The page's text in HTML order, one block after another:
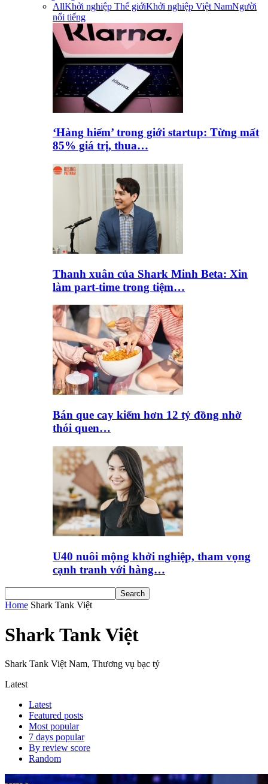
AllKhởi nghiệp Thế giớiKhởi nghiệp Việt NamNgười
nổi tiếng
‘Hàng hiếm’ trong giới startup: Từng mất
85% giá trị, thua…
Thanh xuân của Shark Minh Beta: Xin
làm part-time trong tiệm…
Bán que cay kiếm hơn 12 tỷ đồng nhờ
thói quen…
U40 nuôi mộng khởi nghiệp, tham vọng
cạnh tranh với hàng…
Home Shark Tank Việt
Shark Tank Việt
Shark Tank Việt Nam, Thương vụ bạc tỷ
Latest
Latest
Featured posts
Most popular
7 days popular
By review score
Random